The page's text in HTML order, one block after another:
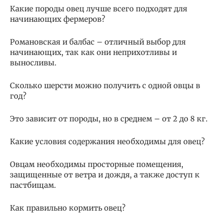
Какие породы овец лучше всего подходят для
начинающих фермеров?
Романовская и балбас – отличный выбор для
начинающих, так как они неприхотливы и
выносливы.
Сколько шерсти можно получить с одной овцы в
год?
Это зависит от породы, но в среднем – от 2 до 8 кг.
Какие условия содержания необходимы для овец?
Овцам необходимы просторные помещения,
защищенные от ветра и дождя, а также доступ к
пастбищам.
Как правильно кормить овец?